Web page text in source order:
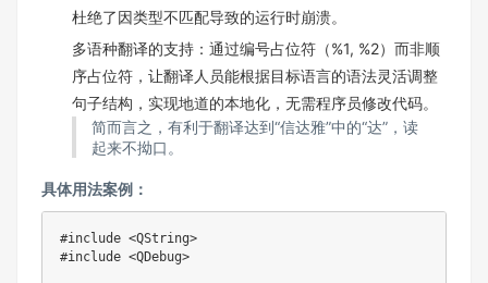
杜绝了因类型不匹配导致的运行时崩溃。
多语种翻译的支持：通过编号占位符（%1, %2）而非顺
序占位符，让翻译人员能根据目标语言的语法灵活调整
句子结构，实现地道的本地化，无需程序员修改代码。
简而言之，有利于翻译达到“信达雅”中的“达”，读
起来不拗口。
具体用法案例：
#include <QString>
#include <QDebug>